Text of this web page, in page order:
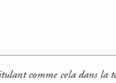
comme cela dans la